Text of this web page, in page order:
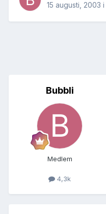
15 augusti, 2003 i
Bubbli
Medlem
4,3k